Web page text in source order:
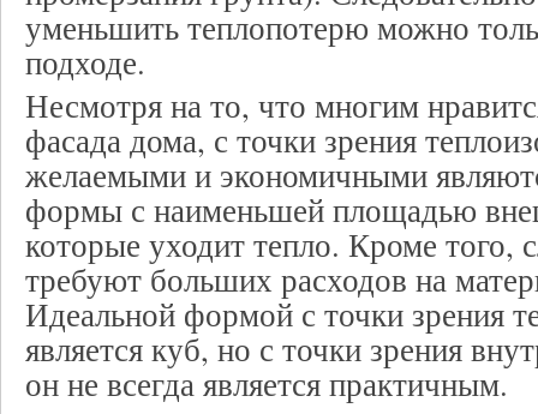
уменьшить теплопотерю можно
подходе.
Несмотря на то, что многим
фасада дома, с точки зрения
желаемыми и экономичными
формы с наименьшей площадью
которые уходит тепло. Кроме
требуют больших расходов на
Идеальной формой с точки зрения
является куб, но с точки зрения
он не всегда является практичным.